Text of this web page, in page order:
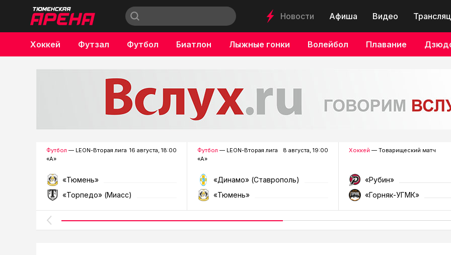
Новости Афиша Видео
Хоккей Футзал Футбол Биатлон Лыжные гонки Волейбол Плавание
Бокс
Футбол — LEON-Вторая лига
«А»
16 августа, 18:00
«Тюмень»
«Торпедо» (Миасс)
Футбол — LEON-Вторая лига
«А»
8 августа, 19:00
«Динамо» (Ставрополь)
«Тюмень»
Хоккей — Товарищеский матч
«Рубин»
«Горняк-УГМК»